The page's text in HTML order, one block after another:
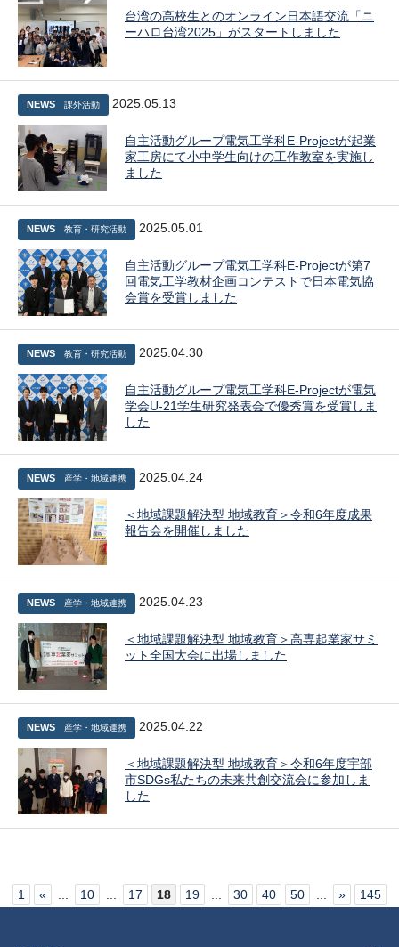
台湾の高校生とのオンライン日本語交流「ニ
ーハロ台湾2025」がスタートしました
NEWS 課外活動 2025.05.13
自主活動グループ電気工学科E-Projectが起業
家工房にて小中学生向けの工作教室を実施し
ました
NEWS 教育・研究活動 2025.05.01
自主活動グループ電気工学科E-Projectが第7
回電気工学教材企画コンテストで日本電気協
会賞を受賞しました
NEWS 教育・研究活動 2025.04.30
自主活動グループ電気工学科E-Projectが電気
学会U-21学生研究発表会で優秀賞を受賞しま
した
NEWS 産学・地域連携 2025.04.24
＜地域課題解決型 地域教育＞令和6年度成果
報告会を開催しました
NEWS 産学・地域連携 2025.04.23
＜地域課題解決型 地域教育＞高専起業家サミ
ット全国大会に出場しました
NEWS 産学・地域連携 2025.04.22
＜地域課題解決型 地域教育＞令和6年度宇部
市SDGs私たちの未来共創交流会に参加しま
した
1 « 10 17 18 19 30 40 50 » 145